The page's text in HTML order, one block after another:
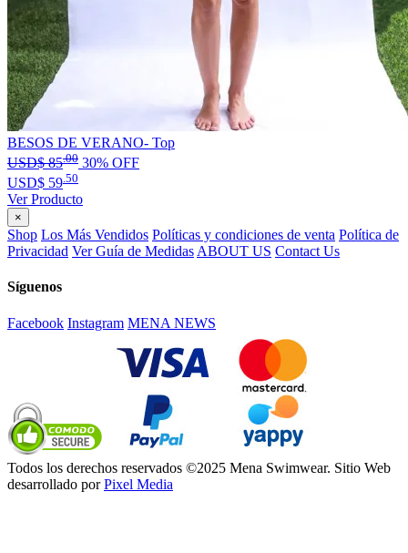
BESOS DE VERANO- Top
USD$85.00 30% OFF
USD$ 59 .50
Ver Producto
×
Shop Los Más Vendidos Políticas y condiciones de venta Política de
Privacidad Ver Guía de Medidas ABOUT US Contact Us
Síguenos
Facebook Instagram MENA NEWS
Todos los derechos reservados ©2025 Mena Swimwear. Sitio Web
desarrollado porPixel Media